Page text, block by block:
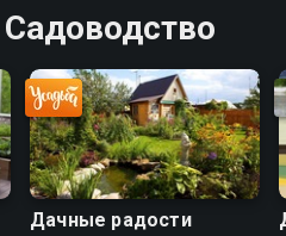
Дачные радости